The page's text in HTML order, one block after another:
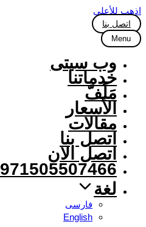
اذهب للأعلى
اتصل بنا
Menu
وب سیتی
خدماتنا
مَلَفّ
الأسعار
مقالات
اتصل بنا
اتصل الان
971505507466+
لغة
فارسی
English